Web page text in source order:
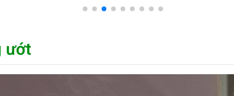
ướt